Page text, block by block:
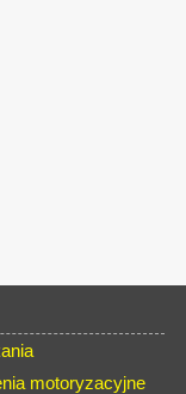
motoryzacyjne